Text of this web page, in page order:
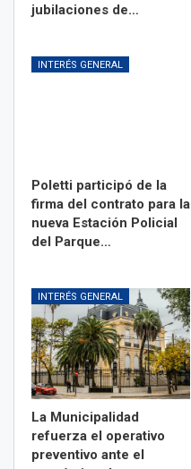
jubilaciones de…
INTERÉS GENERAL
Poletti participó de la
firma del contrato para la
nueva Estación Policial
del Parque…
INTERÉS GENERAL
La Municipalidad
refuerza el operativo
preventivo ante el